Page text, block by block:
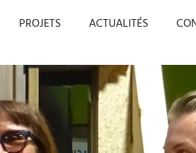
PROJETS ACTUALITÉS